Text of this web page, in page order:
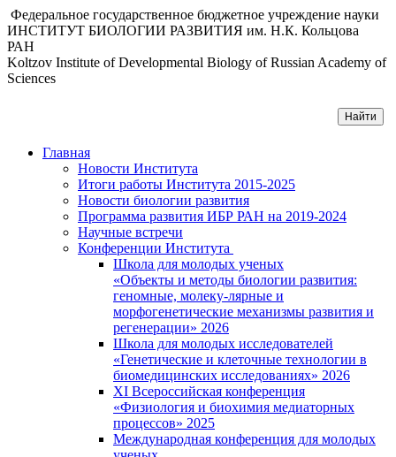
Федеральное государственное бюджетное учреждение науки
ИНСТИТУТ БИОЛОГИИ РАЗВИТИЯ им. Н.К. Кольцова
РАН
Koltzov Institute of Developmental Biology of Russian Academy of
Sciences
Главная
Новости Института
Итоги работы Института 2015-2025
Новости биологии развития
Программа развития ИБР РАН на 2019-2024
Научные встречи
Конференции Института
Школа для молодых ученых
«Объекты и методы биологии развития:
геномные, молеку-лярные и
морфогенетические механизмы развития и
регенерации» 2026
Школа для молодых исследователей
«Генетические и клеточные технологии в
биомедицинских исследованиях» 2026
XI Всероссийская конференция
«Физиология и биохимия медиаторных
процессов» 2025
Международная конференция для молодых